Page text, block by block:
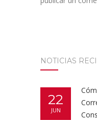
NOTICIAS
22
JUN